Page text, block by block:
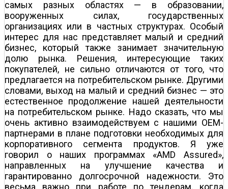
самых разных областях — в образовании,
вооруженных силах, государственных
организациях или в частных структурах. Особый
интерес для нас представляет малый и средний
бизнес, который также занимает значительную
долю рынка. Решения, интересующие таких
покупателей, не сильно отличаются от того, что
предлагается на потребительском рынке. Другими
словами, выход на малый и средний бизнес — это
естественное продолжение нашей деятельности
на потребительском рынке. Надо сказать, что мы
очень активно взаимодействуем с нашими ОЕМ-
партнерами в плане подготовки необходимых для
корпоративного сегмента продуктов. Я уже
говорил о наших программах «AMD Assured»,
направленных на улучшение качества и
гарантированно долгосрочной надежности. Это
весьма важно при работе по тендерам, когда